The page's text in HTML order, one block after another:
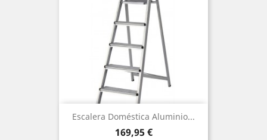
Escalera Doméstica Aluminio...
Precio
169,95 €